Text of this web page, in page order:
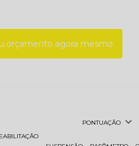
orçamento agora mesmo
REABILITAÇÃO
PONTUAÇÃO